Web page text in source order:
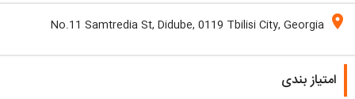
location_on
No.11 Samtredia St, Didube, 0119 Tbilisi City, Georgia
امتیاز بندی